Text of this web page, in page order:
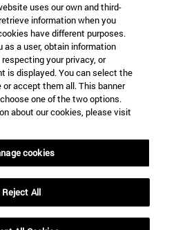
uses our own and third-
information when you
have different purposes.
as a user, obtain information
your privacy, or
is displayed. You can select the
accept them all. This banner
one of the two options.
about our cookies, please visit
cookies
Reject All